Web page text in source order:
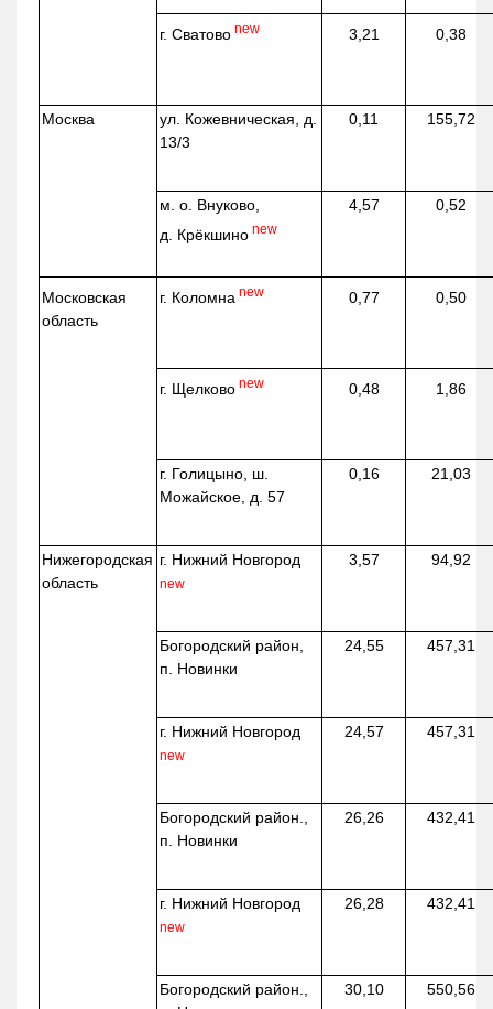
г. Сватово new 3,21 0,38
Москва ул. Кожевническая, д.
13/3
0,11 155,72
м. о. Внуково,
д. Крёкшино new
4,57 0,52
Московская
область
г. Коломна new 0,77 0,50
г. Щелково new 0,48 1,86
г. Голицыно, ш.
Можайское, д. 57
0,16 21,03
Нижегородская
область
г. Нижний Новгород
new
3,57 94,92
Богородский район,
п. Новинки
24,55 457,31
г. Нижний Новгород
new
24,57 457,31
Богородский район.,
п. Новинки
26,26 432,41
г. Нижний Новгород
new
26,28 432,41
Богородский район.,
30,10 550,56